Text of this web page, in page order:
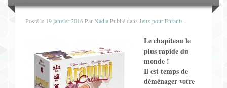
Calendrier
Jeux de Plateau
Jeux de Cartes
Posté le 19 janvier 2016ParNadiaPublié dans Jeux pour Enfants
Le chapiteau le
plus rapide du
monde !
Il est temps de
déménager votre